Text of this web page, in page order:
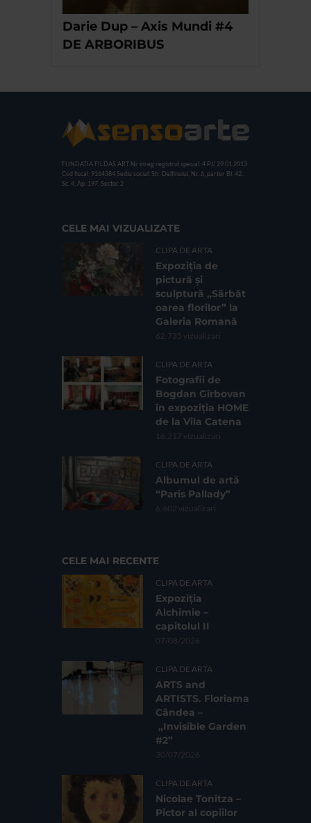
Darie Dup – Axis Mundi #4
DE ARBORIBUS
FUNDATIA FILDAS ART Nr inreg registrul special: 4 PJ/ 29.01.2013
Cod fiscal: 9164384 Sediu social: Str. Delfinului, Nr. 6, parter Bl. 42,
Sc. 4, Ap. 197, Sector 2
CELE MAI VIZUALIZATE
CLIPA DE ARTA
Expoziția de
pictură și
sculptură „Sărbăt
oarea florilor” la
Galeria Romană
62.735 vizualizari
CLIPA DE ARTA
Fotografii de
Bogdan Gîrbovan
în expoziția HOME
de la Vila Catena
16.217 vizualizari
CLIPA DE ARTA
Albumul de artă
“Paris Pallady”
6.602 vizualizari
CELE MAI RECENTE
CLIPA DE ARTA
Expoziția
Alchimie –
capitolul II
07/08/2026
CLIPA DE ARTA
ARTS and
ARTISTS. Floriama
Cândea –
„Invisible Garden
#2”
30/07/2026
CLIPA DE ARTA
Nicolae Tonitza –
Pictor al copiilor